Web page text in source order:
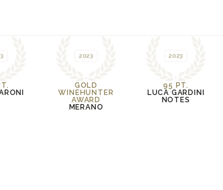
2023
GOLD
WINEHUNTER
AWARD
MERANO
2023
95 PT.
LUCA GARDINI
NOTES